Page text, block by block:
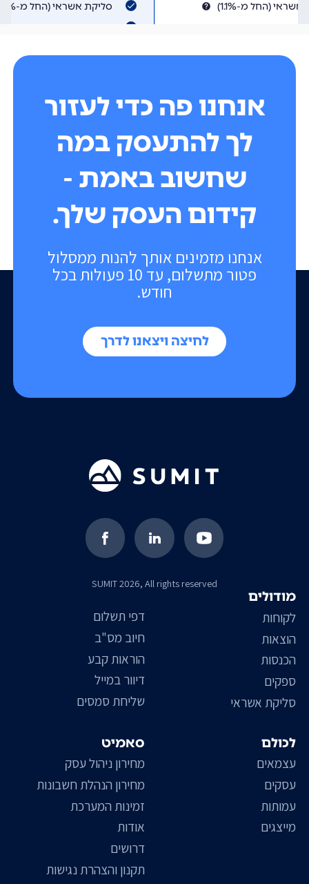
אנחנו מזמינים אותך להנות ממסלול
פטור מתשלום, עד 10 פעולות בכל
חודש.
לחיצה ויצאנו לדרך
אנחנו פה כדי לעזור
לך להתעסק במה
שחשוב באמת -
קידום העסק שלך.
SUMIT 2026, All rights reserved
סאמיט
מחירון ניהול עסק
מחירון הנהלת חשבונות
זמינות המערכת
אודות
דרושים
תקנון והצהרת נגישות
דפי תשלום
חיוב מס"ב
הוראות קבע
דיוור במייל
שליחת סמסים
מודולים
לקוחות
הוצאות
הכנסות
ספקים
סליקת אשראי
לכולם
עצמאים
עסקים
עמותות
מייצגים